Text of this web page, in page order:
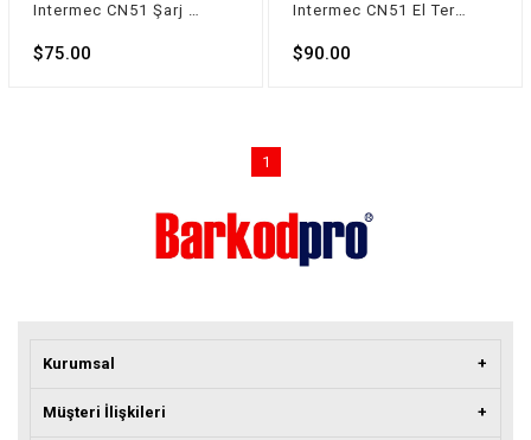
Intermec CN51 Şarj Kiti
$75.00
Intermec CN51 El Terminali Batarya
$90.00
1
Kurumsal
Müşteri İlişkileri